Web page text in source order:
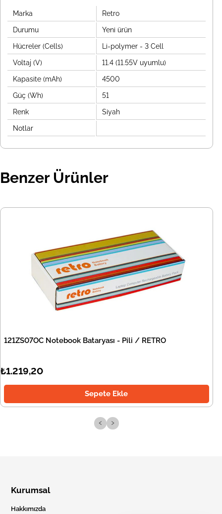
Marka Retro
Durumu Yeni ürün
Hücreler (Cells) Li-polymer - 3 Cell
Voltaj (V) 11.4 (11.55V uyumlu)
Kapasite (mAh) 4500
Güç (Wh) 51
Renk Siyah
Notlar
Benzer Ürünler
121ZS07OC Notebook Bataryası - Pili / RETRO
₺1.219,20
Sepete Ekle
‹ ›
Kurumsal
Hakkımızda